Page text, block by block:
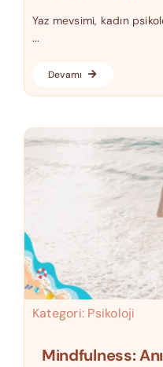
Yaz mevsimi, kadın
...
Devamı
Kategori: Psikoloji
Mindfulness: